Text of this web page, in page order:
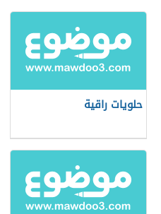
حلويات راقية